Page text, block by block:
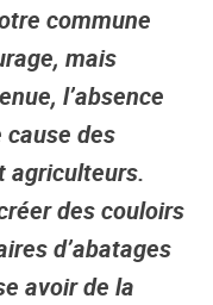
commune
mais
l’absence
des
agriculteurs.
des couloirs
d’abatages
avoir de la